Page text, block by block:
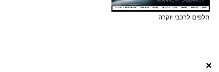
חלפים לרכבי יוקרה
×